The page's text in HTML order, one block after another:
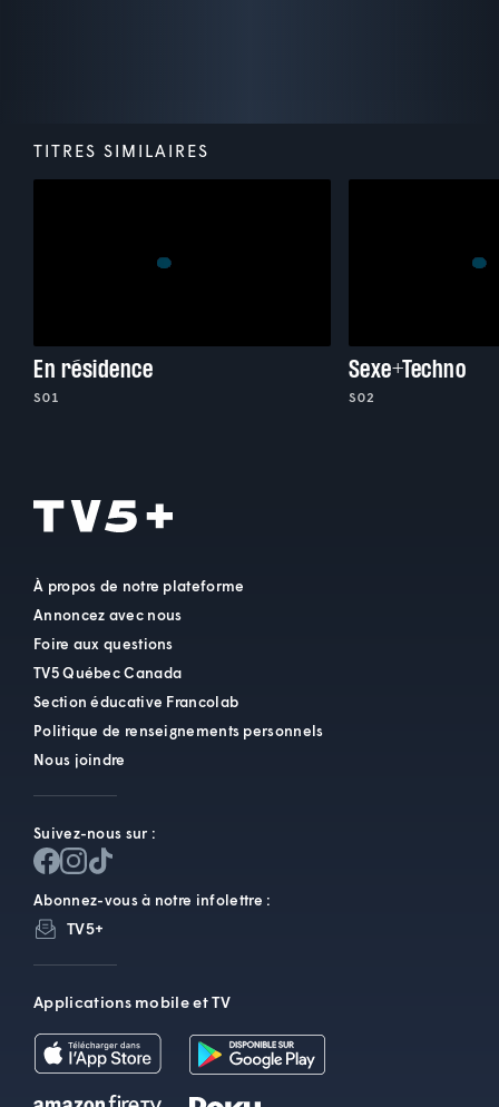
TITRES SIMILAIRES
En résidence
S01
Sexe+Techno
S02
À propos de notre plateforme
Annoncez avec nous
Foire aux questions
TV5 Québec Canada
Section éducative Francolab
Politique de renseignements personnels
Nous joindre
Suivez-nous sur :
Abonnez-vous à notre infolettre :
TV5+
Applications mobile et TV